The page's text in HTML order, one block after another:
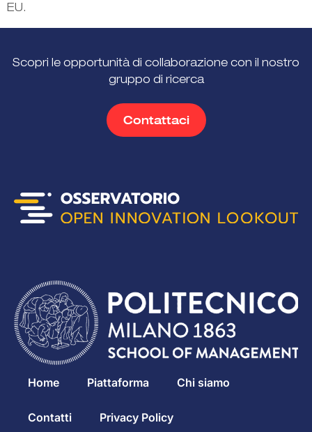
EU.
Scopri le opportunità di collaborazione con il nostro
gruppo di ricerca
Contattaci
Home Piattaforma Chi siamo
Contatti Privacy Policy